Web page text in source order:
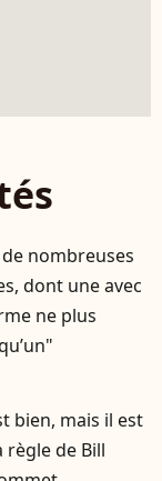
nombreuses
dont une avec
ne plus
bien, mais il est
règle de Bill